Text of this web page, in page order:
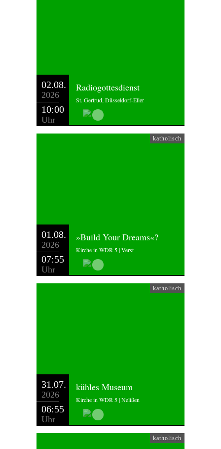
02.08.
2026
10:00
Uhr
Radiogottesdienst
St. Gertrud, Düsseldorf-Eller
katholisch
01.08.
2026
07:55
Uhr
»Build Your Dreams«?
Kirche in WDR 5 | Verst
katholisch
31.07.
2026
06:55
Uhr
kühles Museum
Kirche in WDR 5 | Nelißen
katholisch